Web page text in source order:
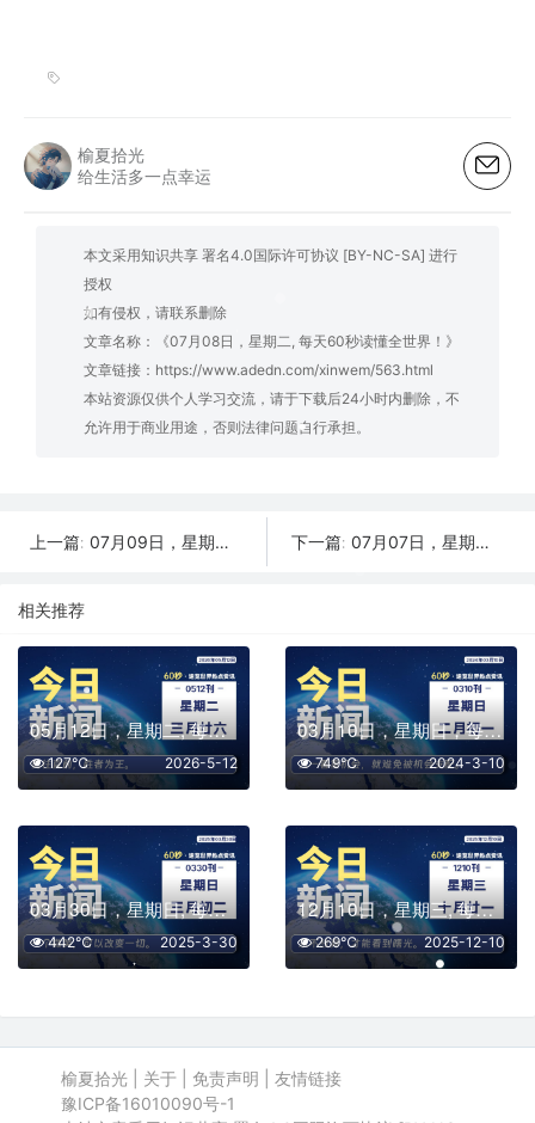
榆夏拾光
给生活多一点幸运
本文采用知识共享 署名4.0国际许可协议 [BY-NC-SA] 进行
授权
如有侵权，请联系删除
文章名称：《07月08日，星期二, 每天60秒读懂全世界！》
文章链接： https://www.adedn.com/xinwem/563.html
本站资源仅供个人学习交流，请于下载后24小时内删除，不
允许用于商业用途，否则法律问题自行承担。
上一篇: 07月09日，星期三, 每天60秒读懂全世界！ 下一篇: 07月07日，星期一, 每天60秒读懂全世界！
相关推荐
05月12日，星期二, 每天60秒读懂全世界！
2026-5-12
127℃
03月10日，星期日，每天60秒读懂全世界！
2024-3-10
749℃
03月30日，星期日, 每天60秒读懂全世界！
2025-3-30
442℃
12月10日，星期三, 每天60秒读懂全世界！
2025-12-10
269℃
榆夏拾光| 关于| 免责声明
友情链接
豫ICP备16010090号-1